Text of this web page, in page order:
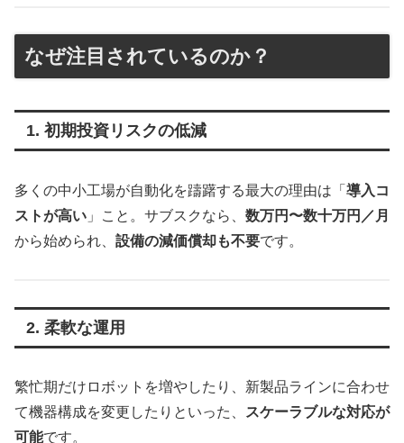
なぜ注目されているのか？
1. 初期投資リスクの低減
多くの中小工場が自動化を躊躇する最大の理由は「 導入コ
ストが高い 」こと。サブスクなら、 数万円〜数十万円／月
から始められ、 設備の減価償却も不要です。
2. 柔軟な運用
繁忙期だけロボットを増やしたり、新製品ラインに合わせ
て機器構成を変更したりといった、
スケーラブルな対応が
可能です。